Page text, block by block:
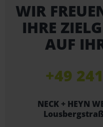
WIR
IHRE
AUF
+49
NECK + HEYN